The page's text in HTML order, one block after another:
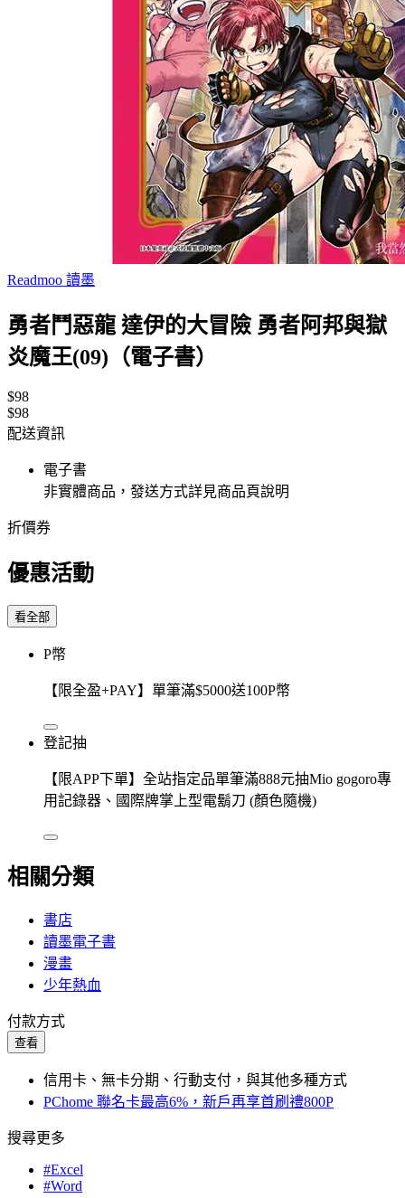
Readmoo 讀墨
勇者鬥惡龍 達伊的大冒險 勇者阿邦與獄
炎魔王(09)（電子書）
$98
$98
配送資訊
電子書
非實體商品，發送方式詳見商品頁說明
折價券
優惠活動
看全部
P幣
【限全盈+PAY】單筆滿$5000送100P幣
登記抽
【限APP下單】全站指定品單筆滿888元抽Mio gogoro專
用記錄器、國際牌掌上型電鬍刀 (顏色隨機)
相關分類
書店
讀墨電子書
漫畫
少年熱血
付款方式
查看
信用卡、無卡分期、行動支付，與其他多種方式
PChome 聯名卡最高6%，新戶再享首刷禮800P
搜尋更多
#Excel
#Word